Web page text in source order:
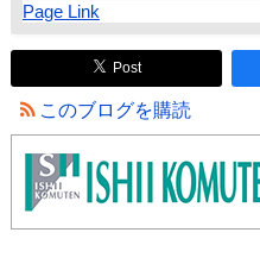
Page Link
Post
このブログを購読